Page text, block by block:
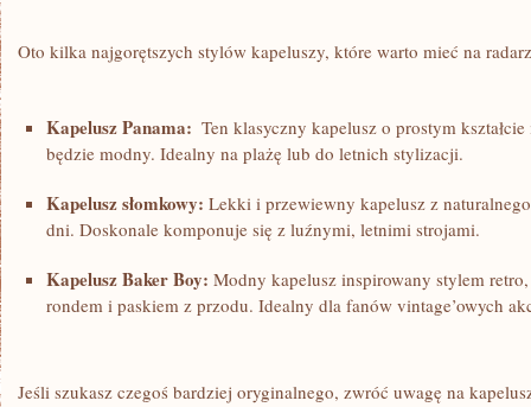
Oto ‌kilka⁣ najgorętszych ​stylów kapeluszy, które warto mieć na
Kapelusz Panama:
Ten klasyczny kapelusz o prostym
⁢będzie modny. Idealny ‌na plażę‍ lub do letnich stylizacji.
Kapelusz słomkowy: Lekki‍ i przewiewny kapelusz z
dni. Doskonale komponuje się z luźnymi, letnimi strojami.
Kapelusz Baker Boy: Modny⁤ kapelusz inspirowany stylem‌
rondem ⁢i paskiem z przodu. Idealny ‌dla fanów vintage’owych‍
Jeśli szukasz czegoś⁣ bardziej⁢ oryginalnego, zwróć uwagę⁣ na